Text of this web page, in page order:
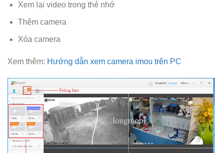
Xem lại video trong thẻ nhớ
Thêm camera
Xóa camera
Xem thêm: Hướng dẫn xem camera imou trên PC